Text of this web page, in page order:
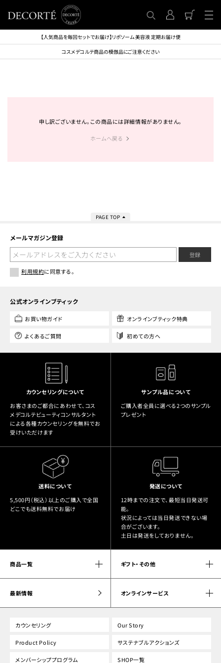
【人気商品を毎回セットでお届け】リポソーム 美容液 定期お届け便
コスメデコルテ商品の模倣品にご注意ください
申し訳ございません。この商品には詳細情報がありません。
ホームへ戻る
PAGE TOP
メールマガジン登録
登録
利用規約に同意する。
公式オンラインブティック
お買い物ガイド オンラインブティック特典
よくあるご質問 初めての方へ
カウンセリングについて
お客さまのご都合にあわせて、コス
メデコルテビューティコンサルタント
による各種カウンセリングを無料でお
受けいただけます
サンプル品について
ご購入者全員に選べる2つのサンプル
プレゼント
送料について
5,500円（税込）以上のご購入で全国
どこでも送料無料でお届け
発送について
12時までの注文で、最短当日発送可
能。
状況によっては当日発送できない場
合がございます。
土日は発送をしておりません。
商品一覧 ギフト・その他
最新情報 オンラインサービス
カウンセリング Our Story
Product Policy サステナブルアクションズ
メンバーシッププログラム SHOP一覧